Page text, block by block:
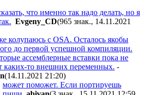
что именно так надо делать, но я
Evgeny_CD(965 знак., 14.11.2021
колупаюсь с OSA. Осталось якобы
до первой успешной компиляции.
ассемблерные вставки пока не
каких-то внешних переменных. -
(14.11.2021 21:20)
может поможет. Если портируешь